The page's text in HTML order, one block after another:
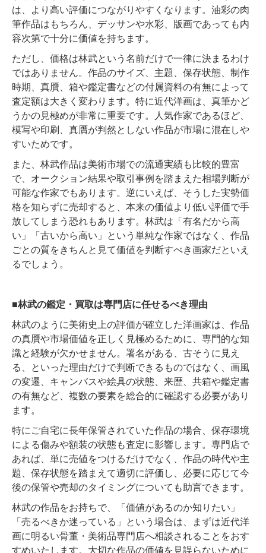
は、より高い評価につながりやすくなります。油彩の肉
筆作品はもちろん、デッサンや水彩、版画であっても内
容次第で十分に価値を持ちます。
ただし、価格は林武という名前だけで一律に決まるわけ
ではありません。作品のサイズ、主題、保存状態、制作
時期、真贋、箱や鑑定書などの付属資料の有無によって
査定額は大きく変わります。特に近代洋画は、真筆かど
うかの見極めが非常に重要です。人気作家であるほど、
模写や印刷、真贋が判然としない作品が市場に混在しや
すいためです。
また、林武作品は美術市場での流通実績も比較的豊富
で、オークション結果や取引事例を踏まえた相場判断が
可能な作家でもあります。逆にいえば、そうした実勢価
格を知らずに売却すると、本来の価値より低い評価で手
放してしまう恐れもあります。林武は「有名だから高
い」「古いから高い」という単純な作家ではなく、作品
ごとの質をきちんと見て価値を判断すべき画家だといえ
るでしょう。
■林武の鑑定・買取は専門店に任せるべき理由
林武のように美術史上の評価が確立した洋画家は、作品
の真贋や市場価値を正しく見極めるために、専門的な知
識と経験が欠かせません。署名がある、古そうに見え
る、といった理由だけで判断できるものではなく、画風
の変遷、キャンバスや絵具の状態、来歴、共箱や鑑定書
の有無など、複数の要素を総合的に確認する必要があり
ます。
特にご自宅に長年保管されていた作品の場合、保存環境
による傷みや額装の状態も査定に影響します。専門店で
あれば、単に売値をつけるだけでなく、作品の時代や主
題、保存状態を踏まえて適切に評価し、必要に応じて今
後の保管や売却のタイミングについても助言できます。
林武の作品をお持ちで、「価値があるのか知りたい」
「売るべきか迷っている」という場合は、まずは近代洋
画に明るい骨董・美術品専門店へ相談されることをおす
すめいたします。大切な作品の価値を見誤らないために